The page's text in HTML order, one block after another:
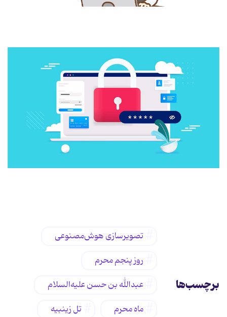
برچسب‌ها
تصویرسازی هوش‌مصنوعی
روز پنجم محرم
عبدالله بن حسن علیه‌السلام
ماه محرم
تل زینبیه